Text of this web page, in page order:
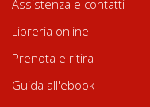
Assistenza e contatti
Libreria online
Prenota e ritira
Guida all'ebook